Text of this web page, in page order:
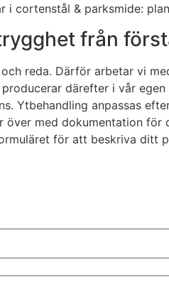
i cortenstål & parksmide:
från
reda. Därför arbetar vi
därefter i vår
Ytbehandling anpassas
med dokumentation
för att beskriva ditt